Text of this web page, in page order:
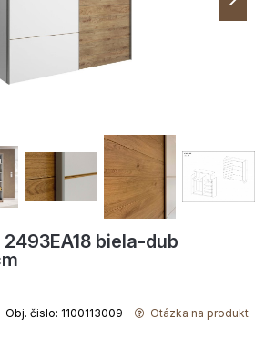
biela-dub
Obj. čislo: 1100113009 Otázka na produkt